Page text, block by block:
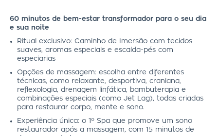
60 minutos de bem-estar transformador para o seu dia
e sua noite
Ritual exclusivo: Caminho de Imersão com tecidos
suaves, aromas especiais e escalda-pés com
especiarias
Opções de massagem: escolha entre diferentes
técnicas, como relaxante, desportiva, craniana,
reflexologia, drenagem linfática, bambuterapia e
combinações especiais (como Jet Lag), todas criadas
para restaurar corpo, mente e sono.
Experiência única: o 1º Spa que promove um sono
restaurador após a massagem, com 15 minutos de